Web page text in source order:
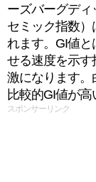
ーズバーグディ
セミック指数）
れます。GI値
せる速度を示す
激になります。
比較的GI値が高
スポンサーリンク